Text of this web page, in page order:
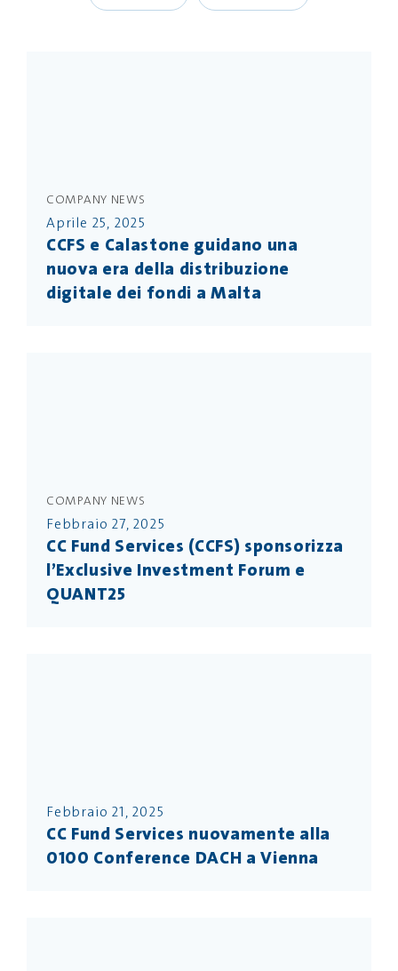
COMPANY NEWS
Aprile 25, 2025
CCFS e Calastone guidano una
nuova era della distribuzione
digitale dei fondi a Malta
COMPANY NEWS
Febbraio 27, 2025
CC Fund Services (CCFS) sponsorizza
l’Exclusive Investment Forum e
QUANT25
Febbraio 21, 2025
CC Fund Services nuovamente alla
0100 Conference DACH a Vienna